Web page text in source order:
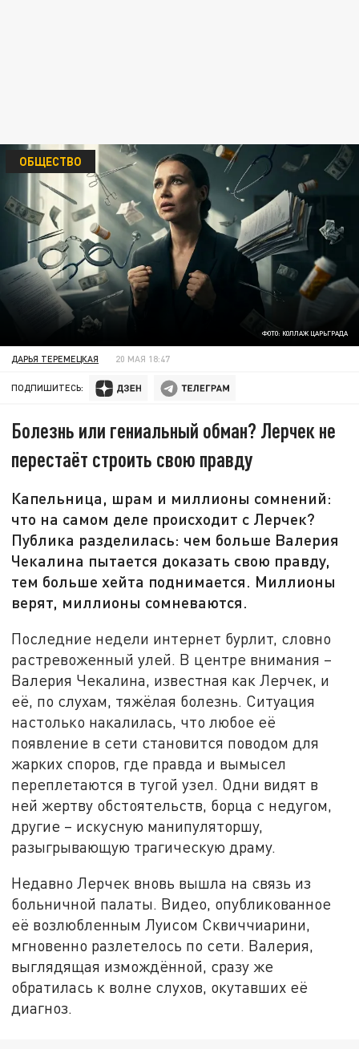
ФОТО: КОЛЛАЖ ЦАРЬГРАДА
ОБЩЕСТВО
ДАРЬЯ ТЕРЕМЕЦКАЯ 20 МАЯ 18:47
ПОДПИШИТЕСЬ:
Болезнь или гениальный обман? Лерчек не
перестаёт строить свою правду
Капельница, шрам и миллионы сомнений:
что на самом деле происходит с Лерчек?
Публика разделилась: чем больше Валерия
Чекалина пытается доказать свою правду,
тем больше хейта поднимается. Миллионы
верят, миллионы сомневаются.
Последние недели интернет бурлит, словно
растревоженный улей. В центре внимания –
Валерия Чекалина, известная как Лерчек, и
её, по слухам, тяжёлая болезнь. Ситуация
настолько накалилась, что любое её
появление в сети становится поводом для
жарких споров, где правда и вымысел
переплетаются в тугой узел. Одни видят в
ней жертву обстоятельств, борца с недугом,
другие – искусную манипуляторшу,
разыгрывающую трагическую драму.
Недавно Лерчек вновь вышла на связь из
больничной палаты. Видео, опубликованное
её возлюбленным Луисом Сквиччиарини,
мгновенно разлетелось по сети. Валерия,
выглядящая измождённой, сразу же
обратилась к волне слухов, окутавших её
диагноз.